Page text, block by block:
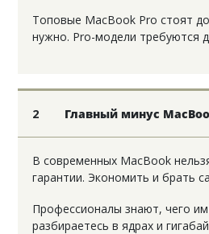
Топовые MacBook Pro стоят
нужно. Pro-модели требуются
2 Главный минус
В современных MacBook
гарантии. Экономить и брать
Профессионалы знают, чего
разбираетесь в ядрах и